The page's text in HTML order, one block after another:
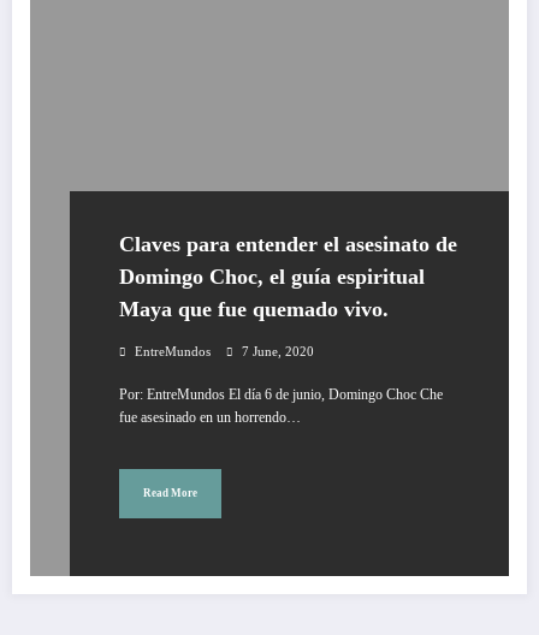
Claves para entender el asesinato de
Domingo Choc, el guía espiritual
Maya que fue quemado vivo.
EntreMundos 7 June, 2020
Por: EntreMundos El día 6 de junio, Domingo Choc Che
fue asesinado en un horrendo…
Read More